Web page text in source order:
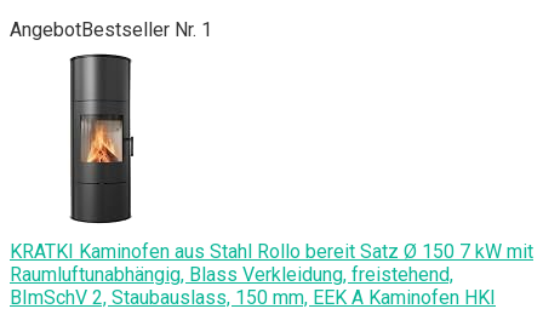
AngebotBestseller Nr. 1
KRATKI Kaminofen aus Stahl Rollo bereit Satz Ø 150 7 kW mit
Raumluftunabhängig, Blass Verkleidung, freistehend,
BImSchV 2, Staubauslass, 150 mm, EEK A Kaminofen HKI